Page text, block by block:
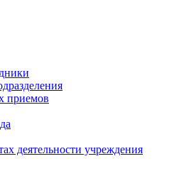
приемов
деятельности учреждения